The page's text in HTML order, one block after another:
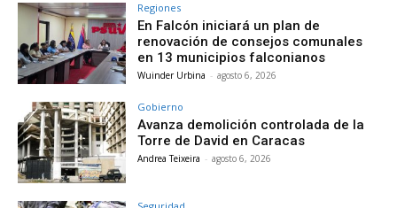
Regiones
En Falcón iniciará un plan de
renovación de consejos comunales
en 13 municipios falconianos
Wuinder Urbina - agosto 6, 2026
Gobierno
Avanza demolición controlada de la
Torre de David en Caracas
Andrea Teixeira - agosto 6, 2026